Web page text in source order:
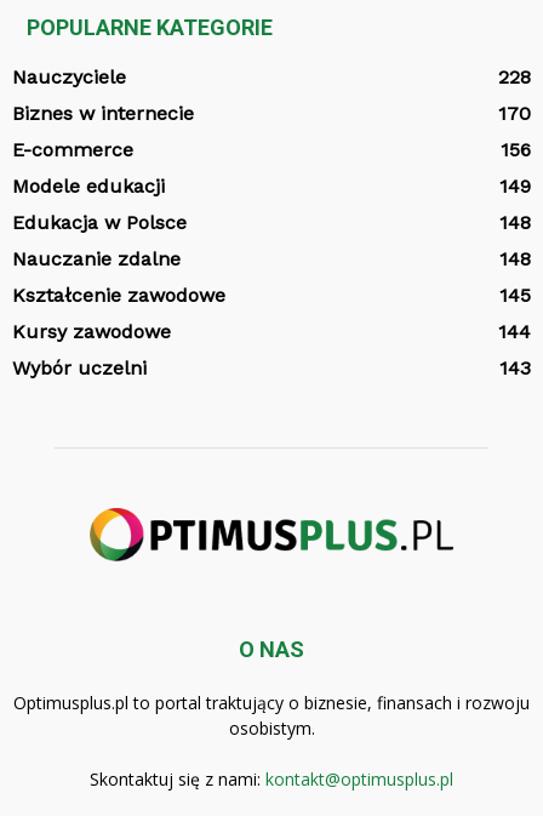
POPULARNE KATEGORIE
Nauczyciele
228
Biznes w internecie
170
E-commerce
156
Modele edukacji
149
Edukacja w Polsce
148
Nauczanie zdalne
148
Kształcenie zawodowe
145
Kursy zawodowe
144
Wybór uczelni
143
O NAS
Optimusplus.pl to portal traktujący o biznesie, finansach i rozwoju
osobistym.
Skontaktuj się z nami: kontakt@optimusplus.pl